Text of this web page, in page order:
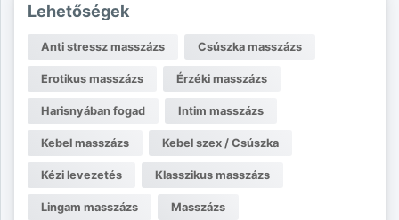
Lehetőségek
Anti stressz masszázs Csúszka masszázs
Erotikus masszázs Érzéki masszázs
Harisnyában fogad Intim masszázs
Kebel masszázs Kebel szex / Csúszka
Kézi levezetés Klasszikus masszázs
Lingam masszázs Masszázs